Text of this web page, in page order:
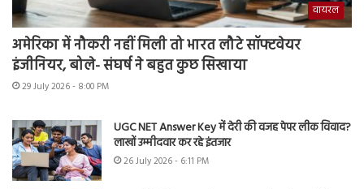
वायरल
अमेरिका में नौकरी नहीं मिली तो भारत लौटे सॉफ्टवेयर
इंजीनियर, बोले- संघर्ष ने बहुत कुछ सिखाया
29 July 2026 - 8:00 PM
UGC NET Answer Key में देरी की वजह पेपर लीक विवाद?
लाखों उम्मीदवार कर रहे इंतजार
26 July 2026 - 6:11 PM